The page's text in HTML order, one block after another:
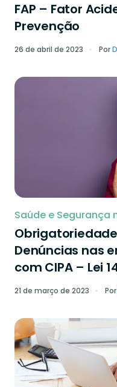
FAP – Fator
Prevenção
26 de abril de 2023 Por
Saúde e Segurança
Denúncias nas
com CIPA – Lei
21 de março de 2023 Por